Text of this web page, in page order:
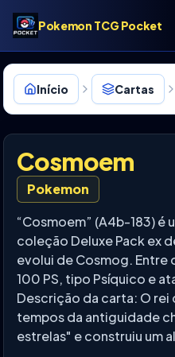
Pokemon TCG Pocket
Início Cartas
Cosmoem
Pokemon
“Cosmoem” (A4b-183) é
coleção Deluxe Pack ex
evolui de Cosmog. Entre
100 PS, tipo Psíquico e
Descrição da carta: O
tempos da antiguidade
estrelas" e construiu um